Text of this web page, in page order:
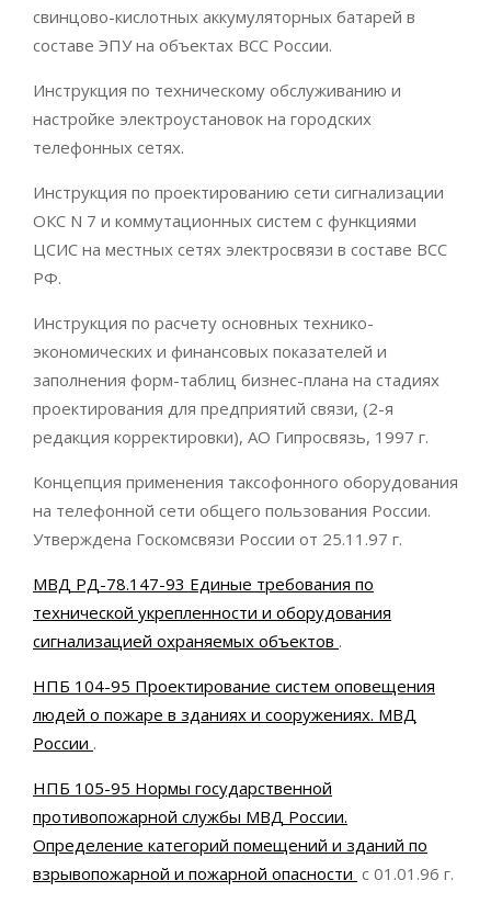
свинцово-кислотных аккумуляторных батарей в
составе ЭПУ на объектах ВСС России.
Инструкция по техническому обслуживанию и
настройке электроустановок на городских
телефонных сетях.
Инструкция по проектированию сети сигнализации
ОКС N 7 и коммутационных систем с функциями
ЦСИС на местных сетях электросвязи в составе ВСС
РФ.
Инструкция по расчету основных технико-
экономических и финансовых показателей и
заполнения форм-таблиц бизнес-плана на стадиях
проектирования для предприятий связи, (2-я
редакция корректировки), АО Гипросвязь, 1997 г.
Концепция применения таксофонного оборудования
на телефонной сети общего пользования России.
Утверждена Госкомсвязи России от 25.11.97 г.
МВД РД-78.147-93 Единые требования по
технической укрепленности и оборудования
сигнализацией охраняемых объектов .
НПБ 104-95 Проектирование систем оповещения
людей о пожаре в зданиях и сооружениях. МВД
России .
НПБ 105-95 Нормы государственной
противопожарной службы МВД России.
Определение категорий помещений и зданий по
взрывопожарной и пожарной опасности с 01.01.96 г.